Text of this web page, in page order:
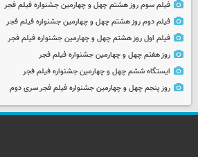
فیلم سوم روز هشتم چهل و چهارمین جشنواره فیلم فجر
فیلم دوم روز هشتم چهل و چهارمین جشنواره فیلم فجر
فیلم اول روز هشتم چهل و چهارمین جشنواره فیلم فجر
روز هفتم چهل و چهارمین جشنواره فیلم فجر
ایستگاه ششم چهل و چهارمین جشنواره فیلم فجر
روز پنجم چهل و چهارمین جشنواره فیلم فجر سری دوم